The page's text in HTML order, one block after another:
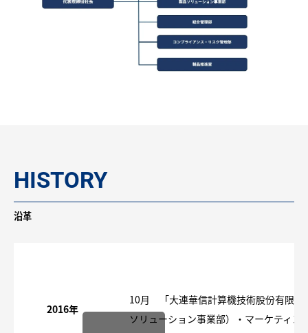
HISTORY
沿革
2016年
10月 「大連華信計算機技術股份有限公
ソリューション事業部）・マーケティン